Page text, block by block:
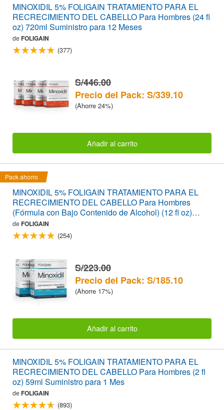
MINOXIDIL 5% FOLIGAIN TRATAMIENTO PARA EL
RECRECIMIENTO DEL CABELLO Para Hombres (24 fl
oz) 720ml Suministro para 12 Meses
de FOLIGAIN
(377)
S/446.00
Precio del Pack: S/339.10
(Ahorre 24%)
Añadir al carrito
Pack ahorro
MINOXIDIL 5% FOLIGAIN TRATAMIENTO PARA EL
RECRECIMIENTO DEL CABELLO Para Hombres
(Fórmula con Bajo Contenido de Alcohol) (12 fl oz)
360ml Suministro para 6 Meses
de FOLIGAIN
(254)
S/223.00
Precio del Pack: S/185.10
(Ahorre 17%)
Añadir al carrito
MINOXIDIL 5% FOLIGAIN TRATAMIENTO PARA EL
RECRECIMIENTO DEL CABELLO Para Hombres (2 fl
oz) 59ml Suministro para 1 Mes
de FOLIGAIN
(893)